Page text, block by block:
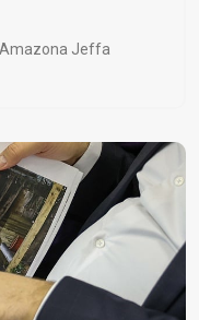
Amazona Jeffa